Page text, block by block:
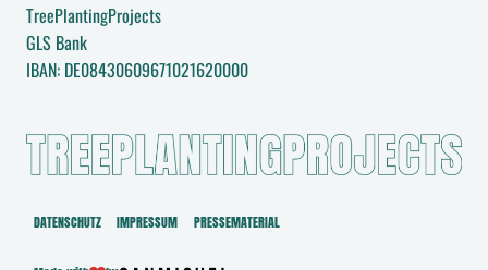
TreePlantingProjects
GLS Bank
IBAN: DE08430609671021620000
DATENSCHUTZ IMPRESSUM PRESSEMATERIAL